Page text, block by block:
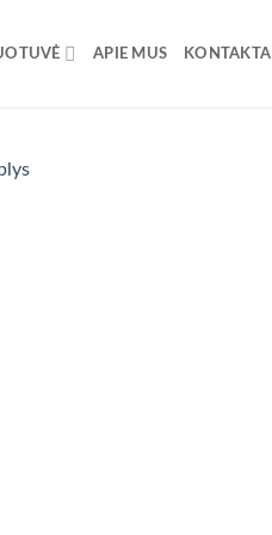
APIE MUS KONTAKTAI